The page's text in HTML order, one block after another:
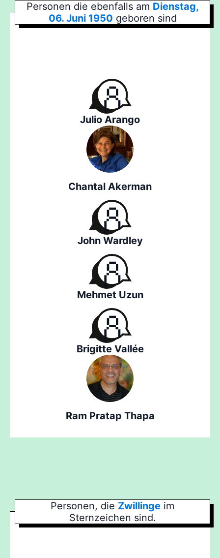
Personen die ebenfalls am Dienstag,
06. Juni 1950 geboren sind
Julio Arango
Chantal Akerman
John Wardley
Mehmet Uzun
Brigitte Vallée
Ram Pratap Thapa
Personen, die Zwillinge im
Sternzeichen sind.